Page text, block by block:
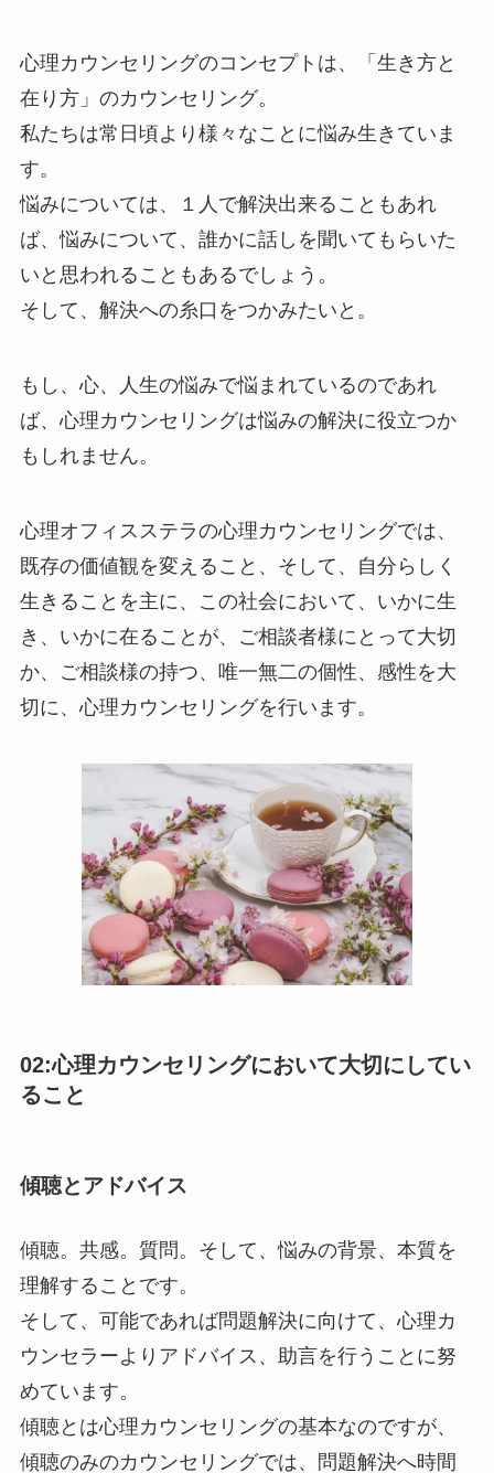
心理カウンセリングのコンセプトは、「生き方と
在り方」のカウンセリング。
私たちは常日頃より様々なことに悩み生きていま
す。
悩みについては、１人で解決出来ることもあれ
ば、悩みについて、誰かに話しを聞いてもらいた
いと思われることもあるでしょう。
そして、解決への糸口をつかみたいと。
もし、心、人生の悩みで悩まれているのであれ
ば、心理カウンセリングは悩みの解決に役立つか
もしれません。
心理オフィスステラの心理カウンセリングでは、
既存の価値観を変えること、そして、自分らしく
生きることを主に、この社会において、いかに生
き、いかに在ることが、ご相談者様にとって大切
か、ご相談様の持つ、唯一無二の個性、感性を大
切に、心理カウンセリングを行います。
02:心理カウンセリングにおいて大切にしてい
ること
傾聴とアドバイス
傾聴。共感。質問。そして、悩みの背景、本質を
理解することです。
そして、可能であれば問題解決に向けて、心理カ
ウンセラーよりアドバイス、助言を行うことに努
めています。
傾聴とは心理カウンセリングの基本なのですが、
傾聴のみのカウンセリングでは、問題解決へ時間